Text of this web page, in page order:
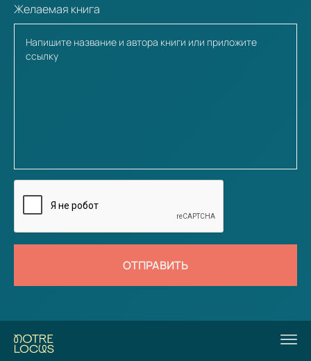
Желаемая книга
ОТПРАВИТЬ